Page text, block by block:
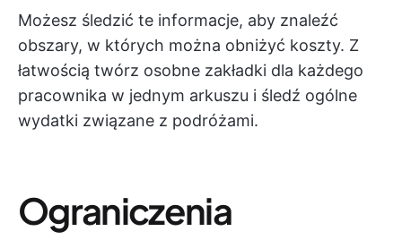
Możesz śledzić te informacje, aby znaleźć
obszary, w których można obniżyć koszty. Z
łatwością twórz osobne zakładki dla każdego
pracownika w jednym arkuszu i śledź ogólne
wydatki związane z podróżami.
Ograniczenia